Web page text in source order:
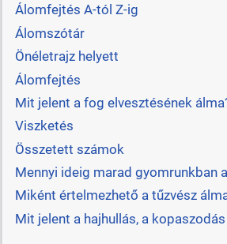
Álomfejtés A-tól Z-ig
Álomszótár
Önéletrajz helyett
Álomfejtés
Mit jelent a fog elvesztésének
Viszketés
Összetett számok
Mennyi ideig marad gyomrunkban
Miként értelmezhető a tűzvész
Mit jelent a hajhullás, a